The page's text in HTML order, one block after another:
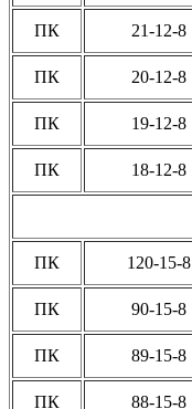
ПК 21-12-8
ПК 20-12-8
ПК 19-12-8
ПК 18-12-8
ПК 120-15-8
ПК 90-15-8
ПК 89-15-8
ПК 88-15-8